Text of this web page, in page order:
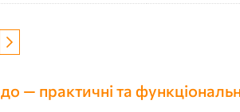
page
Сторінка
Далі
— практичні та